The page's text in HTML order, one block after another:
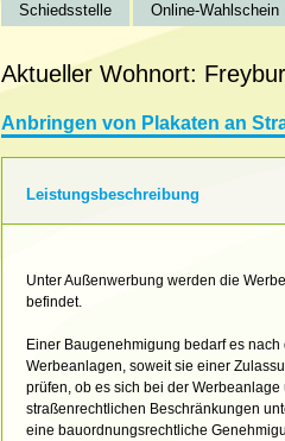
Schiedsstelle
Online-Wahlschein
Startseite»Verbandsgemeinde Unstruttal»
Aktueller Wohnort:
Anbringen von Plakaten an
Leistungsbeschreibung
Unter Außenwerbung werden die
befindet.
Einer Baugenehmigung bedarf es
Werbeanlagen, soweit sie einer
prüfen, ob es sich bei der
straßenrechtlichen Beschränkungen
eine bauordnungsrechtliche